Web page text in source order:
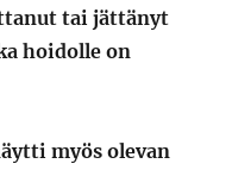
tai jättänyt
hoidolle on
myös olevan